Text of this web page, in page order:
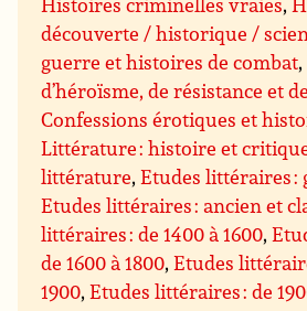
découverte / historique /
guerre et histoires de combat,
d’héroïsme, de résistance et
Confessions érotiques et
Littérature : histoire et
littérature,Etudes littéraires :
Etudes littéraires : ancien et
littéraires : de 1400 à 1600,
de 1600 à 1800,Etudes
1900,Etudes littéraires : de